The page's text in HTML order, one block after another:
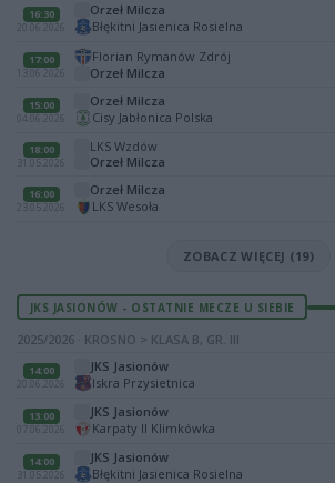
16:30
20.06.2026
Orzeł Milcza
Błękitni Jasienica Rosielna
17:00
13.06.2026
Florian Rymanów Zdrój
Orzeł Milcza
15:00
04.06.2026
Orzeł Milcza
Cisy Jabłonica Polska
18:00
31.05.2026
LKS Wzdów
Orzeł Milcza
16:00
23.05.2026
Orzeł Milcza
LKS Wesoła
ZOBACZ WIĘCEJ (19)
JKS JASIONÓW - OSTATNIE MECZE U SIEBIE
2025/2026 · KROSNO > KLASA B, GR. III
14:00
20.06.2026
JKS Jasionów
Iskra Przysietnica
13:00
07.06.2026
JKS Jasionów
Karpaty II Klimkówka
14:00
31.05.2026
JKS Jasionów
Błękitni Jasienica Rosielna